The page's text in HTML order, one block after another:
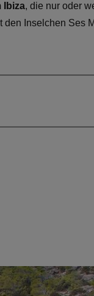
Ibiza, die nur oder
Inselchen Ses